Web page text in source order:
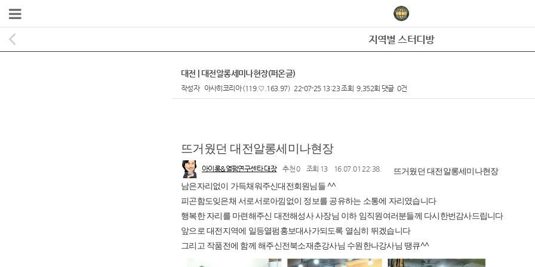
지역별 스터디방
대전 | 대전알롱세미나현장(퍼온글)
작성자 아사히코리아(119.♡.163.97) 22-07-25 13:23조회 9,352회 댓글 0건
뜨거웠던 대전알롱세미나현장
아이롱&열펌연구센타 대장 추천 0 조회 13 16.07.01 22:38.
뜨거웠던 대전알롱세미나현장
남은자리없이 가득채워주신대전회원님들 ^^
피곤함도잊은채 서로서로아낌없이 정보를 공유하는 소통에 자리였습니다
행복한 자리를 마련해주신 대전해성사 사장님 이하 임직원여러분들께 다시한번감사드립니다
앞으로 대전지역에 일등열펌홍보대사가되도록 열심히 뛰겠습니다
그리고 작품전에 함께 해주신전북소재춘강사님 수원한나강사님 땡큐^^